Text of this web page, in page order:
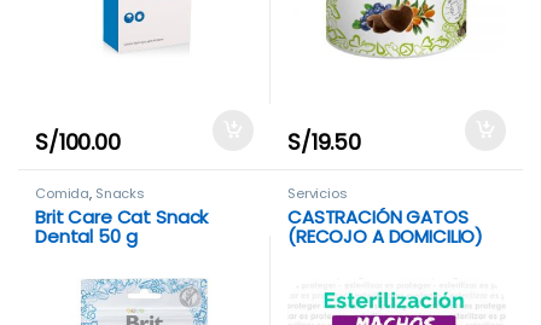
S/100.00 S/19.50
Comida, Snacks
Brit Care Cat Snack
Dental 50 g
Servicios
CASTRACIÓN GATOS
(RECOJO A DOMICILIO)